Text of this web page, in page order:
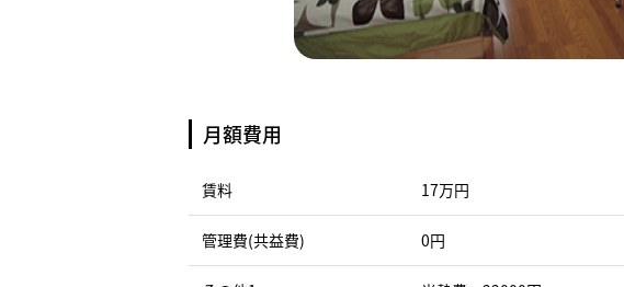
月額費用
賃料 17万円
管理費(共益費) 0円